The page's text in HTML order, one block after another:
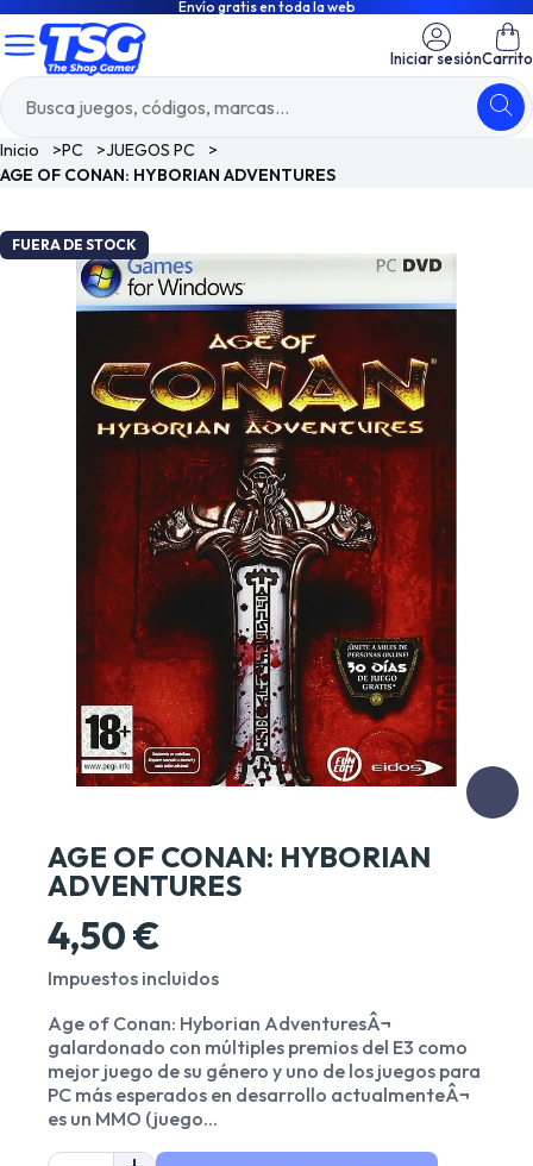
Envío gratis en toda la web
Iniciar sesiónCarrito
Inicio >PC >JUEGOS PC
>
AGE OF CONAN: HYBORIAN ADVENTURES
FUERA DE STOCK
AGE OF CONAN: HYBORIAN
ADVENTURES
4,50 €
Impuestos incluidos
Age of Conan: Hyborian AdventuresÂ¬
galardonado con múltiples premios del E3 como
mejor juego de su género y uno de los juegos para
PC más esperados en desarrollo actualmenteÂ¬
es un MMO (juego...